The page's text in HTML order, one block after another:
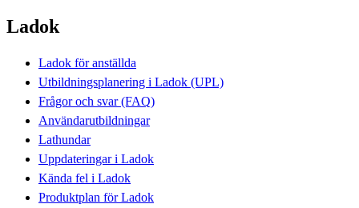
Ladok
Ladok för anställda
Utbildningsplanering i Ladok (UPL)
Frågor och svar (FAQ)
Användarutbildningar
Lathundar
Uppdateringar i Ladok
Kända fel i Ladok
Produktplan för Ladok